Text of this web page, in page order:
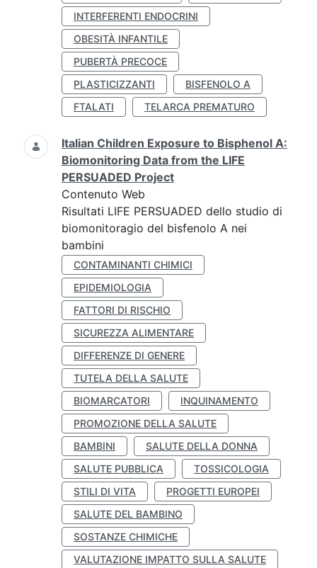
INTERFERENTI ENDOCRINI
OBESITÀ INFANTILE
PUBERTÀ PRECOCE
PLASTICIZZANTI
BISFENOLO A
FTALATI
TELARCA PREMATURO
Italian Children Exposure to Bisphenol A:
Biomonitoring Data from the LIFE
PERSUADED Project
Contenuto Web
Risultati LIFE PERSUADED dello studio di
biomonitoragio del bisfenolo A nei
bambini
CONTAMINANTI CHIMICI
EPIDEMIOLOGIA
FATTORI DI RISCHIO
SICUREZZA ALIMENTARE
DIFFERENZE DI GENERE
TUTELA DELLA SALUTE
BIOMARCATORI
INQUINAMENTO
PROMOZIONE DELLA SALUTE
BAMBINI
SALUTE DELLA DONNA
SALUTE PUBBLICA
TOSSICOLOGIA
STILI DI VITA
PROGETTI EUROPEI
SALUTE DEL BAMBINO
SOSTANZE CHIMICHE
VALUTAZIONE IMPATTO SULLA SALUTE